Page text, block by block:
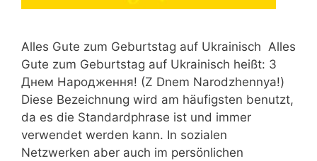
Alles Gute zum Geburtstag auf Ukrainisch Alles
Gute zum Geburtstag auf Ukrainisch heißt: З
Днем Народження! (Z Dnem Narodzhennya!)
Diese Bezeichnung wird am häufigsten benutzt,
da es die Standardphrase ist und immer
verwendet werden kann. In sozialen
Netzwerken aber auch im persönlichen